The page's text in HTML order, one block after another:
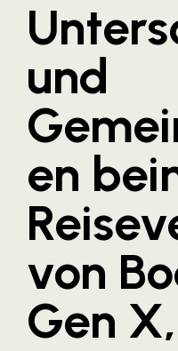
Artweger
AustroCel Hallein
Blaguss
Bundesverband
Cineplexx
Colmobil Austria
Darbo
Designer Outlets
Essity
und
en
von
Gen